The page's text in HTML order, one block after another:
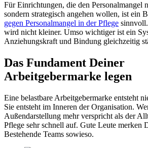
Für Einrichtungen, die den Personalmangel
sondern strategisch angehen wollen, ist ein
gegen Personalmangel in der Pflege
wird nicht kleiner. Umso wichtiger ist ein
Anziehungskraft und Bindung gleichzeitig
Das Fundament Deiner
Arbeitgebermarke legen
Eine belastbare Arbeitgebermarke entsteht
Sie entsteht im Inneren der Organisation.
Außendarstellung mehr verspricht als der
Pflege sehr schnell auf. Gute Leute merken
Bestehende Teams sowieso.